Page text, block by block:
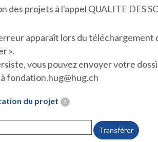
des projets à l'appel QUALITE DES
apparaît lors du
».
vous pouvez envoyer votre
fondation.hug@hug.ch
du projet ?